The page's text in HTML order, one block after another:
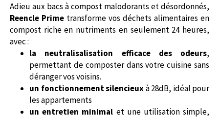
Adieu aux bacs à compost malodorants et désordonnés,
Reencle Prime transforme vos déchets alimentaires en
compost riche en nutriments en seulement 24 heures,
avec :
la neutralisalisation efficace des odeurs,
permettant de composter dans votre cuisine sans
déranger vos voisins.
un fonctionnement silencieuxà 28dB, idéal pour
les appartements
un entretien minimal et une utilisation simple,